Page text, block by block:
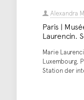
Alexandra
Paris |
Laurencin.
Marie
Luxembourg,
Station der